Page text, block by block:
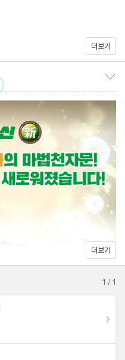
더보기
더보기
1 /1